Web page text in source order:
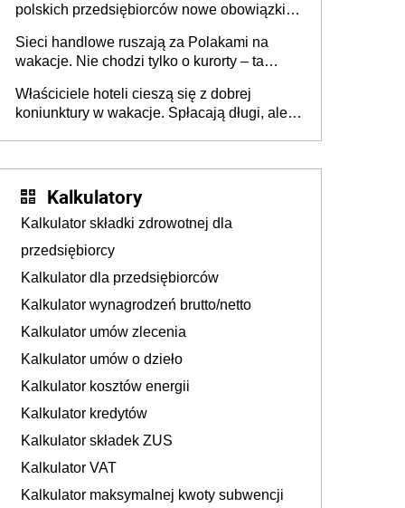
polskich przedsiębiorców nowe obowiązki w
Sieci handlowe ruszają za Polakami na
wakacje. Nie chodzi tylko o kurorty – ta
tam, gdzie wielu spędzi urlop po cichu
Właściciele hoteli cieszą się z dobrej
koniunktury w wakacje. Spłacają długi, ale
Kalkulatory
Kalkulator składki zdrowotnej dla
przedsiębiorcy
Kalkulator dla przedsiębiorców
Kalkulator wynagrodzeń brutto/netto
Kalkulator umów zlecenia
Kalkulator umów o dzieło
Kalkulator kosztów energii
Kalkulator kredytów
Kalkulator składek ZUS
Kalkulator VAT
Kalkulator maksymalnej kwoty subwencji